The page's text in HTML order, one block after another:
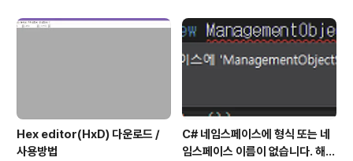
험 일정 확인(23년)
Hex editor(HxD) 다운로드 /
사용방법
C# 네임스페이스에 형식 또는 네
임스페이스 이름이 없습니다. 해결